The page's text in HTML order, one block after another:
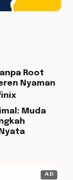
Root
Nyaman
Muda
AD